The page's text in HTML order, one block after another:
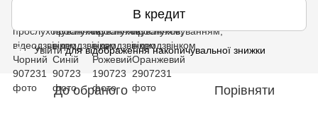
В кредит
% Увійтидля відображення накопичувальної знижки
До обраного Порівняти